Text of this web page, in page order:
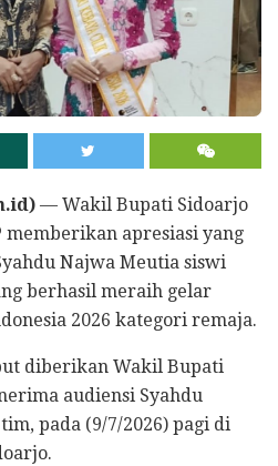
— Wakil Bupati Sidoarjo
memberikan apresiasi yang
Najwa Meutia siswi
berhasil meraih gelar
2026 kategori remaja.
diberikan Wakil Bupati
audiensi Syahdu
pada (9/7/2026) pagi di